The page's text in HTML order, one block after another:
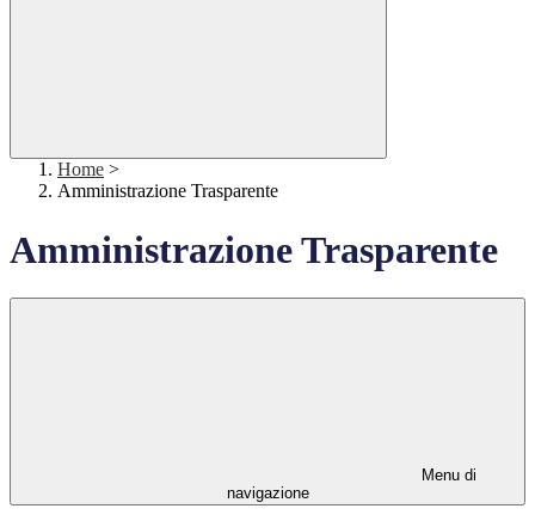
Home >
Amministrazione Trasparente
Amministrazione Trasparente
Menu di
navigazione